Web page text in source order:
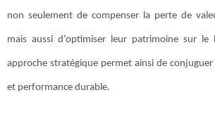
non seulement de compenser la perte de
mais aussi d’optimiser leur patrimoine sur le
approche stratégique permet ainsi de
et performance durable.